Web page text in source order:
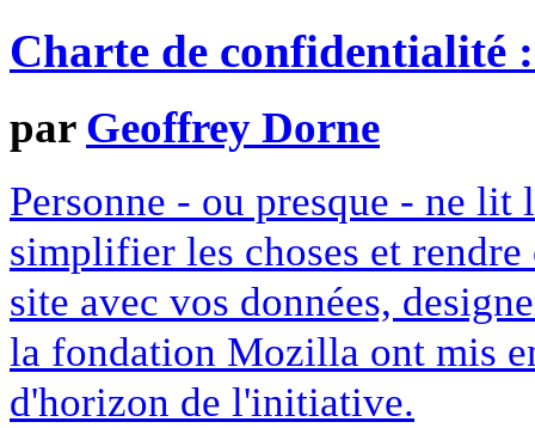
Charte de confidentialité
par Geoffrey Dorne
Personne - ou presque - ne
simplifier les choses et
site avec vos données,
la fondation Mozilla ont mis
d'horizon de l'initiative.